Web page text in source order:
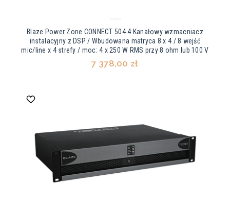
Blaze Power Zone CONNECT 504 4 Kanałowy wzmacniacz
instalacyjny z DSP / Wbudowana matryca 8 x 4 / 8 wejść
mic/line x 4 strefy / moc: 4 x 250 W RMS przy 8 ohm lub 100 V
7 378,00 zł